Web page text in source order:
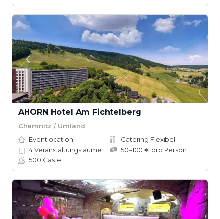
AHORN Hotel Am Fichtelberg
Chemnitz / Umland
Eventlocation
Catering Flexibel
4Veranstaltungsräume
50–100 € pro Person
500 Gäste